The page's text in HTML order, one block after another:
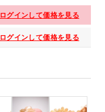
ログインして価格を見る
ログインして価格を見る